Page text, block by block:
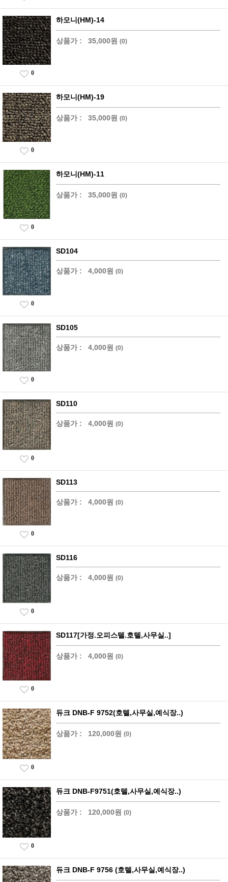
하모니(HM)-14
상품가 : 35,000원 (0)
0
하모니(HM)-19
상품가 : 35,000원 (0)
0
하모니(HM)-11
상품가 : 35,000원 (0)
0
SD104
상품가 : 4,000원 (0)
0
SD105
상품가 : 4,000원 (0)
0
SD110
상품가 : 4,000원 (0)
0
SD113
상품가 : 4,000원 (0)
0
SD116
상품가 : 4,000원 (0)
0
SD117[가정.오피스텔.호텔,사무실..]
상품가 : 4,000원 (0)
0
듀크 DNB-F 9752(호텔,사무실,예식장..)
상품가 : 120,000원 (0)
0
듀크 DNB-F9751(호텔,사무실,예식장..)
상품가 : 120,000원 (0)
0
듀크 DNB-F 9756 (호텔,사무실,예식장..)